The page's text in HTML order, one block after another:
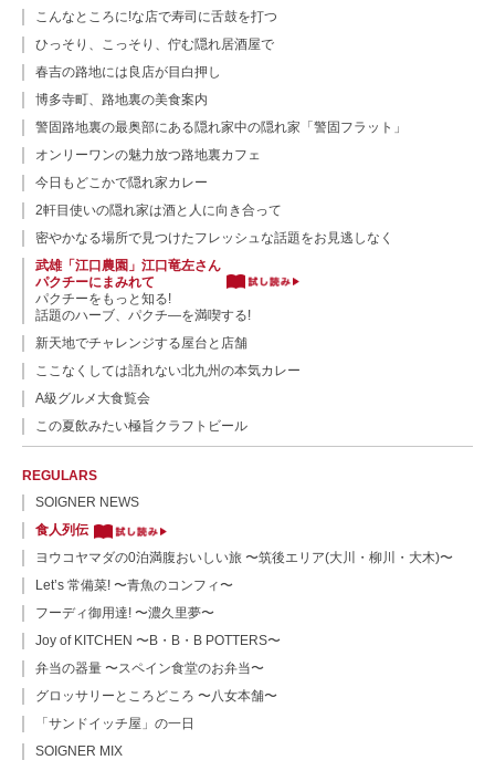
こんなところに!な店で寿司に舌鼓を打つ
ひっそり、こっそり、佇む隠れ居酒屋で
春吉の路地には良店が目白押し
博多寺町、路地裏の美食案内
警固路地裏の最奥部にある隠れ家中の隠れ家「警固フラット」
オンリーワンの魅力放つ路地裏カフェ
今日もどこかで隠れ家カレー
2軒目使いの隠れ家は酒と人に向き合って
密やかなる場所で見つけたフレッシュな話題をお見逃しなく
武雄「江口農園」江口竜左さん
パクチーにまみれて
パクチーをもっと知る!
話題のハーブ、パクチ—を満喫する!
新天地でチャレンジする屋台と店舗
ここなくしては語れない北九州の本気カレー
A級グルメ大食覧会
この夏飲みたい極旨クラフトビール
REGULARS
SOIGNER NEWS
食人列伝
ヨウコヤマダの0泊満腹おいしい旅 〜筑後エリア(大川・柳川・大木)〜
Let’s 常備菜! 〜青魚のコンフィ〜
フーディ御用達! 〜濃久里夢〜
Joy of KITCHEN 〜B・B・B POTTERS〜
弁当の器量 〜スペイン食堂のお弁当〜
グロッサリーところどころ 〜八女本舗〜
「サンドイッチ屋」の一日
SOIGNER MIX